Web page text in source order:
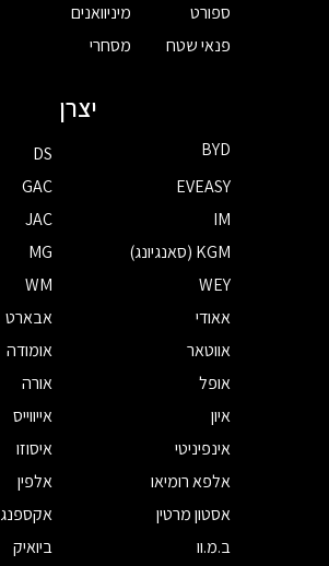
ספורט
פנאי שטח
מיניוואנים
מסחרי
יצרן
BYD
DS
EVEASY
GAC
IM
JAC
KGM (סאנגיונג)
MG
WEY
WM
אאודי
אבארט
אווטאר
אומודה
אופל
אורה
איון
אייווייס
אינפיניטי
איסוזו
אלפא רומיאו
אלפין
אסטון מרטין
אקספנג
ב.מ.וו
ביואיק